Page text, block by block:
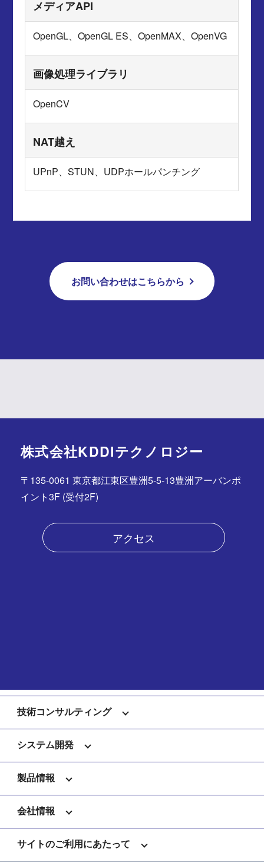
メディアAPI
OpenGL、OpenGL ES、OpenMAX、OpenVG
画像処理ライブラリ
OpenCV
NAT越え
UPnP、STUN、UDPホールパンチング
お問い合わせはこちらから
株式会社KDDIテクノロジー
〒135-0061 東京都江東区豊洲5-5-13豊洲アーバンポ
イント3F (受付2F)
アクセス
技術コンサルティング
システム開発
製品情報
会社情報
サイトのご利用にあたって